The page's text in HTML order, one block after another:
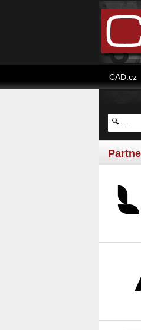
CAD.cz